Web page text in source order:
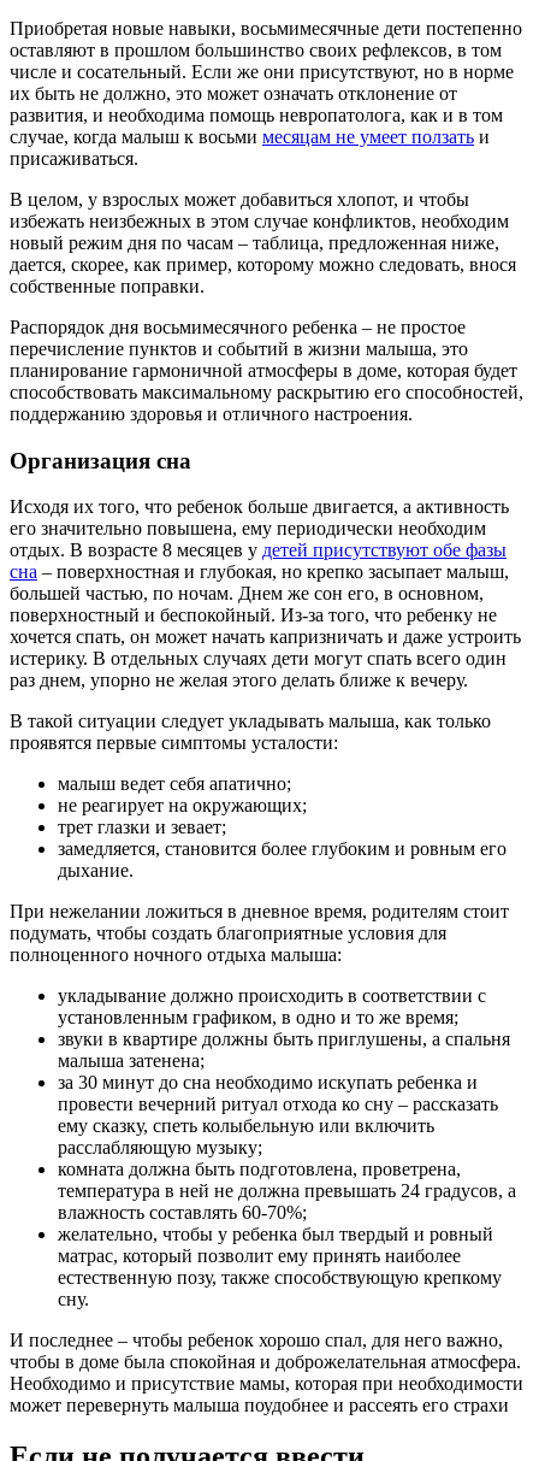
Приобретая новые навыки, восьмимесячные дети постепенно
оставляют в прошлом большинство своих рефлексов, в том
числе и сосательный. Если же они присутствуют, но в норме
их быть не должно, это может означать отклонение от
развития, и необходима помощь невропатолога, как и в том
случае, когда малыш к восьми месяцам не умеет ползать и
присаживаться.
В целом, у взрослых может добавиться хлопот, и чтобы
избежать неизбежных в этом случае конфликтов, необходим
новый режим дня по часам – таблица, предложенная ниже,
дается, скорее, как пример, которому можно следовать, внося
собственные поправки.
Распорядок дня восьмимесячного ребенка – не простое
перечисление пунктов и событий в жизни малыша, это
планирование гармоничной атмосферы в доме, которая будет
способствовать максимальному раскрытию его способностей,
поддержанию здоровья и отличного настроения.
Организация сна
Исходя их того, что ребенок больше двигается, а активность
его значительно повышена, ему периодически необходим
отдых. В возрасте 8 месяцев у детей присутствуют обе фазы
сна – поверхностная и глубокая, но крепко засыпает малыш,
большей частью, по ночам. Днем же сон его, в основном,
поверхностный и беспокойный. Из-за того, что ребенку не
хочется спать, он может начать капризничать и даже устроить
истерику. В отдельных случаях дети могут спать всего один
раз днем, упорно не желая этого делать ближе к вечеру.
В такой ситуации следует укладывать малыша, как только
проявятся первые симптомы усталости:
малыш ведет себя апатично;
не реагирует на окружающих;
трет глазки и зевает;
замедляется, становится более глубоким и ровным его
дыхание.
При нежелании ложиться в дневное время, родителям стоит
подумать, чтобы создать благоприятные условия для
полноценного ночного отдыха малыша:
укладывание должно происходить в соответствии с
установленным графиком, в одно и то же время;
звуки в квартире должны быть приглушены, а спальня
малыша затенена;
за 30 минут до сна необходимо искупать ребенка и
провести вечерний ритуал отхода ко сну – рассказать
ему сказку, спеть колыбельную или включить
расслабляющую музыку;
комната должна быть подготовлена, проветрена,
температура в ней не должна превышать 24 градусов, а
влажность составлять 60-70%;
желательно, чтобы у ребенка был твердый и ровный
матрас, который позволит ему принять наиболее
естественную позу, также способствующую крепкому
сну.
И последнее – чтобы ребенок хорошо спал, для него важно,
чтобы в доме была спокойная и доброжелательная атмосфера.
Необходимо и присутствие мамы, которая при необходимости
может перевернуть малыша поудобнее и рассеять его страхи